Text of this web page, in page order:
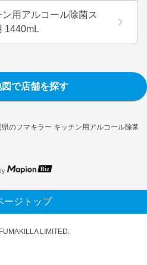
県のフマキラー キッチン用アルコール除菌
用アルコール除菌ス
1440mL
図で店舗を探す
ージトップ
LIMITED.